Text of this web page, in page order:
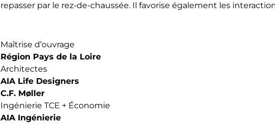
repasser par le rez-de-chaussée. Il favorise également les
Maîtrise d’ouvrage
Région Pays de la Loire
Architectes
AIA Life Designers
C.F. Møller
Ingénierie TCE + Économie
AIA Ingénierie